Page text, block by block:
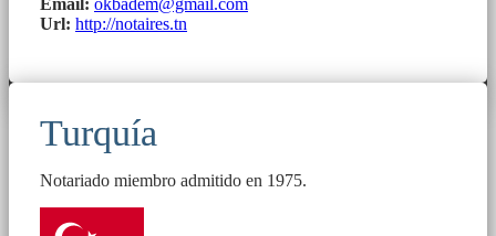
Email: okbadem@gmail.com
Url: http://notaires.tn
Turquía
Notariado miembro admitido en 1975.